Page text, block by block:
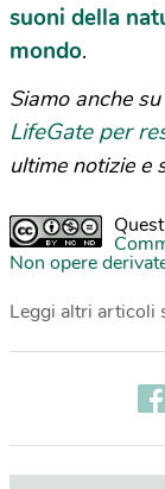
suoni della
mondo.
Siamo anche
LifeGate per
ultime notizie e
Non opere
Leggi altri articoli